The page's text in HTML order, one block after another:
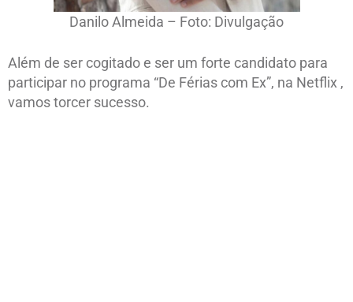
Danilo Almeida – Foto: Divulgação
Além de ser cogitado e ser um forte candidato para
participar no programa “De Férias com Ex”, na Netflix ,
vamos torcer sucesso.